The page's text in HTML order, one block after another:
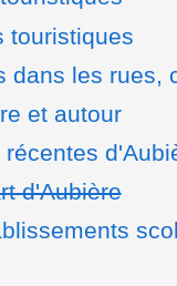
touristiques
dans les rues,
et autour
d'Aubière